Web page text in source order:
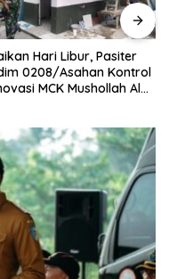
‎Baru Grand Opening,
Bingchun Tanjung Morawa
Langsung Punya 5 Franchise